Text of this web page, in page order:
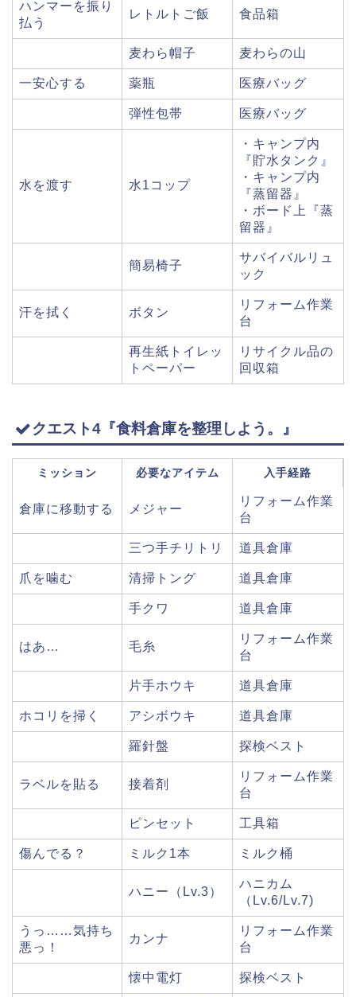
ハンマーを振り
払う
レトルトご飯 食品箱
麦わら帽子 麦わらの山
一安心する 薬瓶 医療バッグ
弾性包帯 医療バッグ
水を渡す 水1コップ
・キャンプ内
『貯水タンク』
・キャンプ内
『蒸留器』
・ボード上『蒸
留器』
簡易椅子
サバイバルリュ
ック
汗を拭く ボタン
リフォーム作業
台
再生紙トイレッ
トペーパー
リサイクル品の
回収箱
クエスト4『食料倉庫を整理しよう。』
ミッション 必要なアイテム 入手経路
倉庫に移動する メジャー
リフォーム作業
台
三つ手チリトリ 道具倉庫
爪を噛む 清掃トング 道具倉庫
手クワ 道具倉庫
はあ… 毛糸
リフォーム作業
台
片手ホウキ 道具倉庫
ホコリを掃く アシボウキ 道具倉庫
羅針盤 探検ベスト
ラベルを貼る 接着剤
リフォーム作業
台
ピンセット 工具箱
傷んでる？ ミルク1本 ミルク桶
ハニー（Lv.3）
ハニカム
（Lv.6/Lv.7)
うっ……気持ち
悪っ！
カンナ
リフォーム作業
台
懐中電灯 探検ベスト